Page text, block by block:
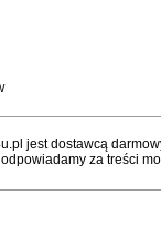
jest dostawcą
odpowiadamy za treści